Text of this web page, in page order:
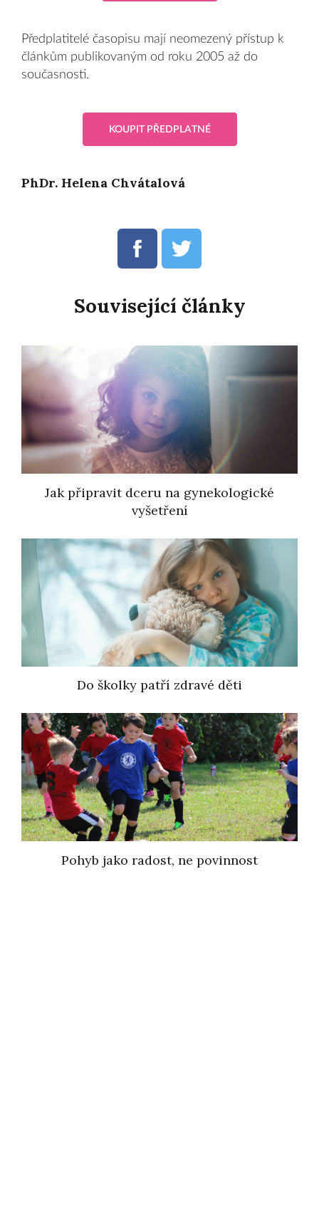
Předplatitelé časopisu mají neomezený přístup k
článkům publikovaným od roku 2005 až do
současnosti.
KOUPIT PŘEDPLATNÉ
PhDr. Helena Chvátalová
Související články
Jak připravit dceru na gynekologické
vyšetření
Do školky patří zdravé děti
Pohyb jako radost, ne povinnost